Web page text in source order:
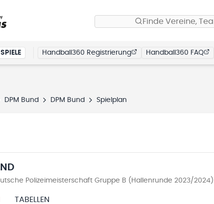
Finde Vereine,
Handball360 Registrierung Handball360 FAQ
DPM Bund DPM Bund Spielplan
Polizeimeisterschaft Gruppe B (Hallenrunde 2023/2024)
TABELLEN